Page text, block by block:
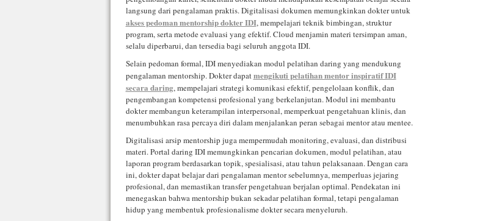
langsung dari pengalaman praktis. Digitalisasi dokumen memungkinkan dokter untuk
akses pedoman mentorship dokter IDI, mempelajari teknik bimbingan, struktur
program, serta metode evaluasi yang efektif. Cloud menjamin materi tersimpan aman,
selalu diperbarui, dan tersedia bagi seluruh anggota IDI.
Selain pedoman formal, IDI menyediakan modul pelatihan daring yang mendukung
pengalaman mentorship. Dokter dapatmengikuti pelatihan mentor inspiratif IDI
secara daring, mempelajari strategi komunikasi efektif, pengelolaan konflik, dan
pengembangan kompetensi profesional yang berkelanjutan. Modul ini membantu
dokter membangun keterampilan interpersonal, memperkuat pengetahuan klinis, dan
menumbuhkan rasa percaya diri dalam menjalankan peran sebagai mentor atau mentee.
Digitalisasi arsip mentorship juga mempermudah monitoring, evaluasi, dan distribusi
materi. Portal daring IDI memungkinkan pencarian dokumen, modul pelatihan, atau
laporan program berdasarkan topik, spesialisasi, atau tahun pelaksanaan. Dengan cara
ini, dokter dapat belajar dari pengalaman mentor sebelumnya, memperluas jejaring
profesional, dan memastikan transfer pengetahuan berjalan optimal. Pendekatan ini
menegaskan bahwa mentorship bukan sekadar pelatihan formal, tetapi pengalaman
hidup yang membentuk profesionalisme dokter secara menyeluruh.